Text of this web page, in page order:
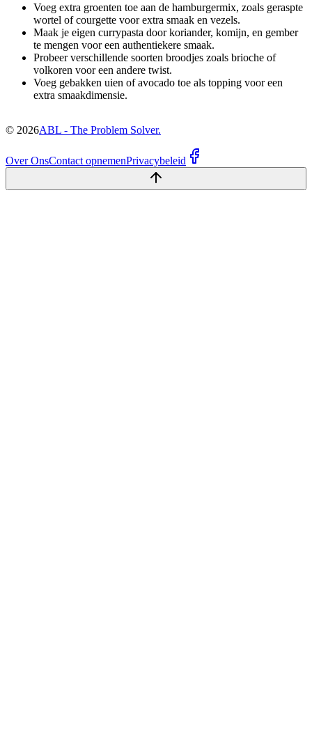
Voeg extra groenten toe aan de hamburgermix, zoals geraspte
wortel of courgette voor extra smaak en vezels.
Maak je eigen currypasta door koriander, komijn, en gember
te mengen voor een authentiekere smaak.
Probeer verschillende soorten broodjes zoals brioche of
volkoren voor een andere twist.
Voeg gebakken uien of avocado toe als topping voor een
extra smaakdimensie.
© 2026ABL - The Problem Solver.
Over OnsContact opnemenPrivacybeleid